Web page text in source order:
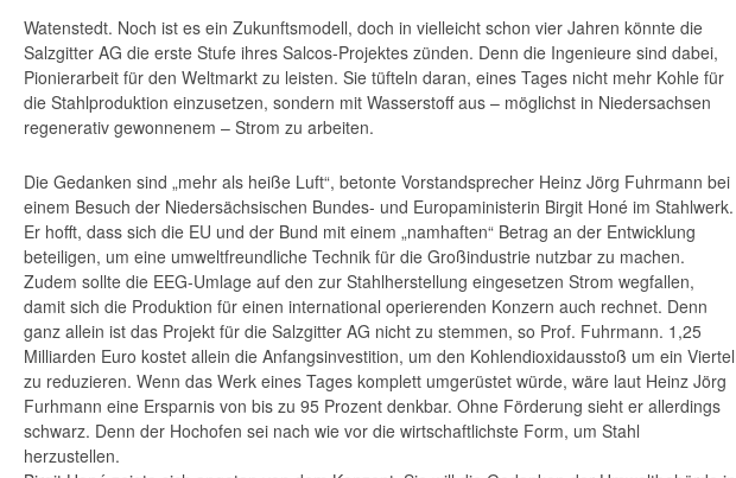
Watenstedt. Noch ist es ein Zukunftsmodell, doch in vielleicht schon vier Jahren könnte die
Salzgitter AG die erste Stufe ihres Salcos-Projektes zünden. Denn die Ingenieure sind dabei,
Pionierarbeit für den Weltmarkt zu leisten. Sie tüfteln daran, eines Tages nicht mehr Kohle für
die Stahlproduktion einzusetzen, sondern mit Wasserstoff aus – möglichst in Niedersachsen
regenerativ gewonnenem – Strom zu arbeiten.
Die Gedanken sind „mehr als heiße Luft“, betonte Vorstandsprecher Heinz Jörg Fuhrmann bei
einem Besuch der Niedersächsischen Bundes- und Europaministerin Birgit Honé im Stahlwerk.
Er hofft, dass sich die EU und der Bund mit einem „namhaften“ Betrag an der Entwicklung
beteiligen, um eine umweltfreundliche Technik für die Großindustrie nutzbar zu machen.
Zudem sollte die EEG-Umlage auf den zur Stahlherstellung eingesetzen Strom wegfallen,
damit sich die Produktion für einen international operierenden Konzern auch rechnet. Denn
ganz allein ist das Projekt für die Salzgitter AG nicht zu stemmen, so Prof. Fuhrmann. 1,25
Milliarden Euro kostet allein die Anfangsinvestition, um den Kohlendioxidausstoß um ein Viertel
zu reduzieren. Wenn das Werk eines Tages komplett umgerüstet würde, wäre laut Heinz Jörg
Furhmann eine Ersparnis von bis zu 95 Prozent denkbar. Ohne Förderung sieht er allerdings
schwarz. Denn der Hochofen sei nach wie vor die wirtschaftlichste Form, um Stahl
herzustellen.